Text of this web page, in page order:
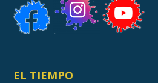
EL TIEMPO